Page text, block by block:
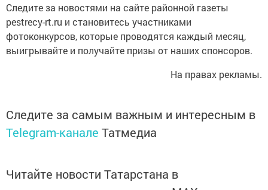
Следите за новостями на сайте районной газеты
pestrecy-rt.ru и становитесь участниками
фотоконкурсов, которые проводятся каждый месяц,
выигрывайте и получайте призы от наших спонсоров.
На правах рекламы.
Следите за самым важным и интересным в
Telegram-канале Татмедиа
Читайте новости Татарстана в